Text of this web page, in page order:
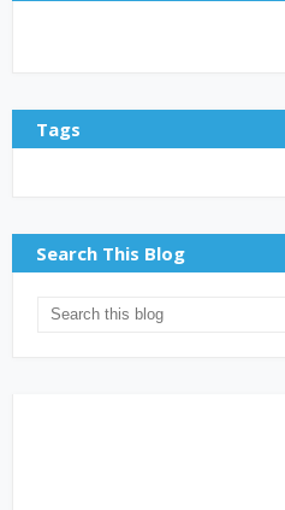
Tags
Search This Blog